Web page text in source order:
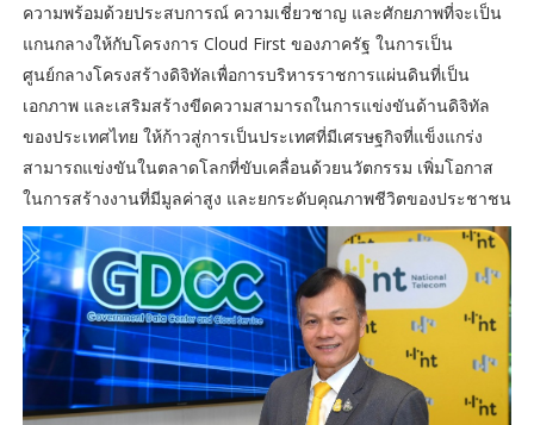
ความพร้อมด้วยประสบการณ์ ความเชี่ยวชาญ และศักยภาพที่จะเป็น
แกนกลางให้กับโครงการ Cloud First ของภาครัฐ ในการเป็น
ศูนย์กลางโครงสร้างดิจิทัลเพื่อการบริหารราชการแผ่นดินที่เป็น
เอกภาพ และเสริมสร้างขีดความสามารถในการแข่งขันด้านดิจิทัล
ของประเทศไทย ให้ก้าวสู่การเป็นประเทศที่มีเศรษฐกิจที่แข็งแกร่ง
สามารถแข่งขันในตลาดโลกที่ขับเคลื่อนด้วยนวัตกรรม เพิ่มโอกาส
ในการสร้างงานที่มีมูลค่าสูง และยกระดับคุณภาพชีวิตของประชาชน